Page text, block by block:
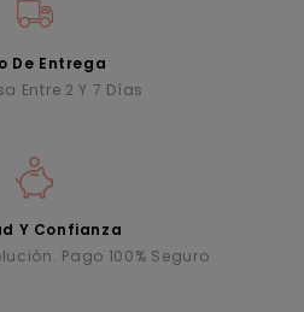
De Entrega
Entre 2 Y 7 Días
Y Confianza
Pago 100% Seguro